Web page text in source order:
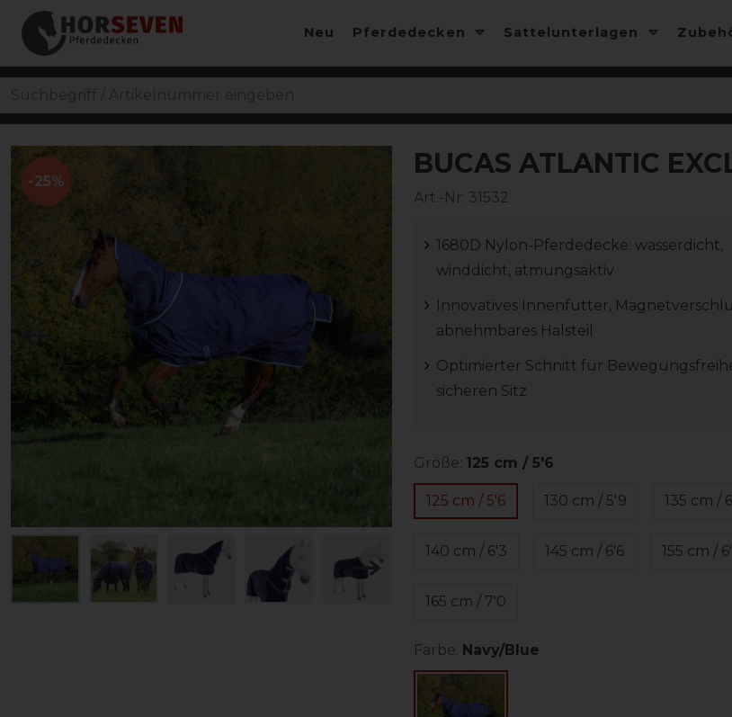
Neu Pferdedecken Sattelunterlagen
-25%
BUCAS ATLANTIC
Art.-Nr: 31532
1680D Nylon-Pferdedecke: wasserdicht,
winddicht, atmungsaktiv
Innovatives Innenfutter,
abnehmbares Halsteil
Optimierter Schnitt für
sicheren Sitz
Größe: 125 cm / 5'6
125 cm / 5'6 130 cm / 5'9 135 cm /
140 cm / 6'3 145 cm / 6'6 155 cm /
165 cm / 7'0
Farbe: Navy/Blue